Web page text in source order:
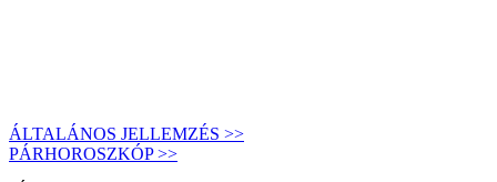
ÁLTALÁNOS JELLEMZÉS >>
PÁRHOROSZKÓP >>